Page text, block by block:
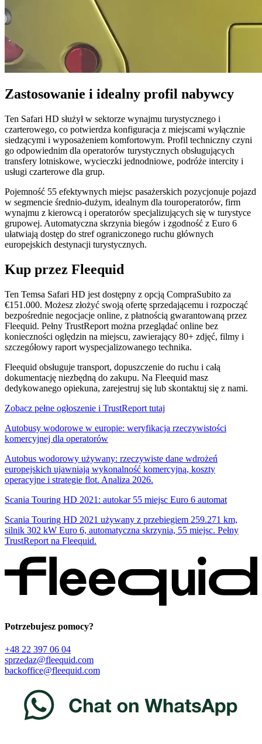
Zastosowanie i idealny profil nabywcy
Ten Safari HD służył w sektorze wynajmu turystycznego i
czarterowego, co potwierdza konfiguracja z miejscami wyłącznie
siedzącymi i wyposażeniem komfortowym. Profil techniczny czyni
go odpowiednim dla operatorów turystycznych obsługujących
transfery lotniskowe, wycieczki jednodniowe, podróże intercity i
usługi czarterowe dla grup.
Pojemność 55 efektywnych miejsc pasażerskich pozycjonuje pojazd
w segmencie średnio-dużym, idealnym dla touroperatorów, firm
wynajmu z kierowcą i operatorów specjalizujących się w turystyce
grupowej. Automatyczna skrzynia biegów i zgodność z Euro 6
ułatwiają dostęp do stref ograniczonego ruchu głównych
europejskich destynacji turystycznych.
Kup przez Fleequid
Ten Temsa Safari HD jest dostępny z opcją CompraSubito za
€151.000. Możesz złożyć swoją ofertę sprzedającemu i rozpocząć
bezpośrednie negocjacje online, z płatnością gwarantowaną przez
Fleequid. Pełny TrustReport można przeglądać online bez
konieczności oględzin na miejscu, zawierający 80+ zdjęć, filmy i
szczegółowy raport wyspecjalizowanego technika.
Fleequid obsługuje transport, dopuszczenie do ruchu i całą
dokumentację niezbędną do zakupu. Na Fleequid masz
dedykowanego opiekuna, zarejestruj się lub skontaktuj się z nami.
Zobacz pełne ogłoszenie i TrustReport tutaj
Autobusy wodorowe w europie: weryfikacja rzeczywistości
komercyjnej dla operatorów
Autobus wodorowy używany: rzeczywiste dane wdrożeń
europejskich ujawniają wykonalność komercyjną, koszty
operacyjne i strategie flot. Analiza 2026.
Scania Touring HD 2021: autokar 55 miejsc Euro 6 automat
Scania Touring HD 2021 używany z przebiegiem 259.271 km,
silnik 302 kW Euro 6, automatyczna skrzynia, 55 miejsc. Pełny
TrustReport na Fleequid.
Potrzebujesz pomocy?
+48 22 397 06 04
sprzedaz@fleequid.com
backoffice@fleequid.com